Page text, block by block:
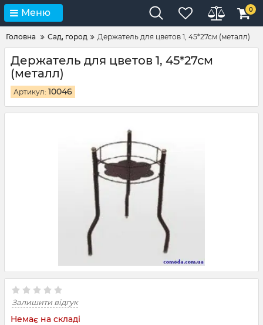
Меню 0
Головна Сад, город Держатель для цветов 1, 45*27см (металл)
Держатель для цветов 1, 45*27см
(металл)
Артикул: 10046
Залишити відгук
Немає на складі